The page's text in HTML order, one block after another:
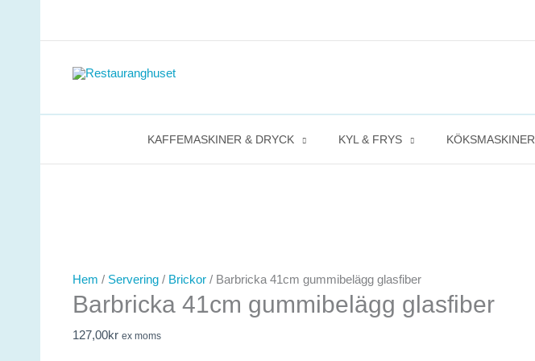
KAFFEMASKINER & DRYCK KYL & FRYS KÖKSMASKINER
Hem / Servering / Brickor / Barbricka 41cm gummibelägg glasfiber
Barbricka 41cm gummibelägg glasfiber
127,00kr ex moms
41cm
gummibelägg
mängd